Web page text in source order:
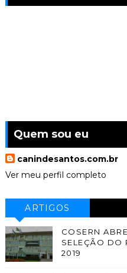
Quem sou eu
canindesantos.com.br
Ver meu perfil completo
ARTIGOS
COSERN
SELEÇÃO DO
2019